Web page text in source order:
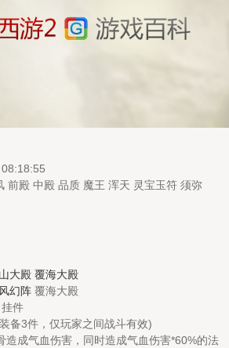
前殿 中殿 品质 魔王 浑天 灵宝玉符 须弥
大殿 覆海大殿
幻阵 覆海大殿
挂件
备3件，仅玩家之间战斗有效)
造成气血伤害，同时造成气血伤害*60%的法